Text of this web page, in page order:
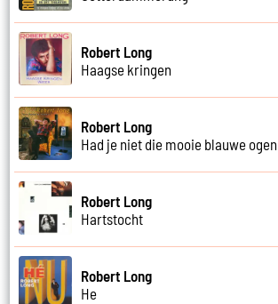
Robert Long
Haagse kringen
Robert Long
Had je niet die mooie blauwe ogen
Robert Long
Hartstocht
Robert Long
He